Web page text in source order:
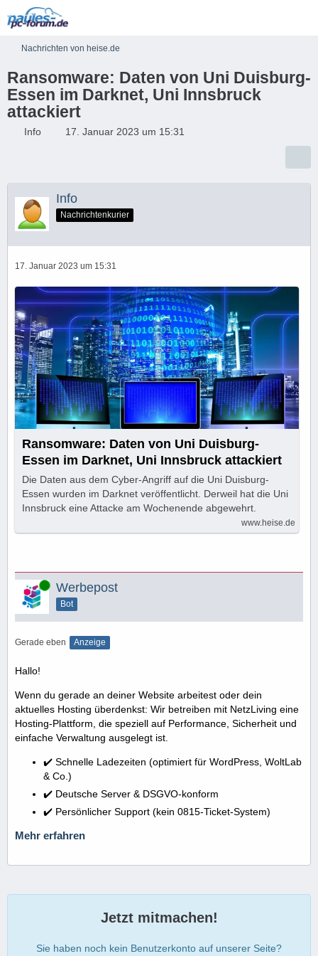
Nachrichten von heise.de
Ransomware: Daten von Uni Duisburg-
Essen im Darknet, Uni Innsbruck
attackiert
Info 17. Januar 2023 um 15:31
Info
Nachrichtenkurier
17. Januar 2023 um 15:31
Ransomware: Daten von Uni Duisburg-
Essen im Darknet, Uni Innsbruck attackiert
Die Daten aus dem Cyber-Angriff auf die Uni Duisburg-
Essen wurden im Darknet veröffentlicht. Derweil hat die Uni
Innsbruck eine Attacke am Wochenende abgewehrt.
www.heise.de
Online Werbepost
Bot
Gerade eben Anzeige
Hallo!
Wenn du gerade an deiner Website arbeitest oder dein
aktuelles Hosting überdenkst: Wir betreiben mit NetzLiving eine
Hosting-Plattform, die speziell auf Performance, Sicherheit und
einfache Verwaltung ausgelegt ist.
✔️ Schnelle Ladezeiten (optimiert für WordPress, WoltLab
& Co.)
✔️ Deutsche Server & DSGVO-konform
✔️ Persönlicher Support (kein 0815-Ticket-System)
Mehr erfahren
Jetzt mitmachen!
Sie haben noch kein Benutzerkonto auf unserer Seite?